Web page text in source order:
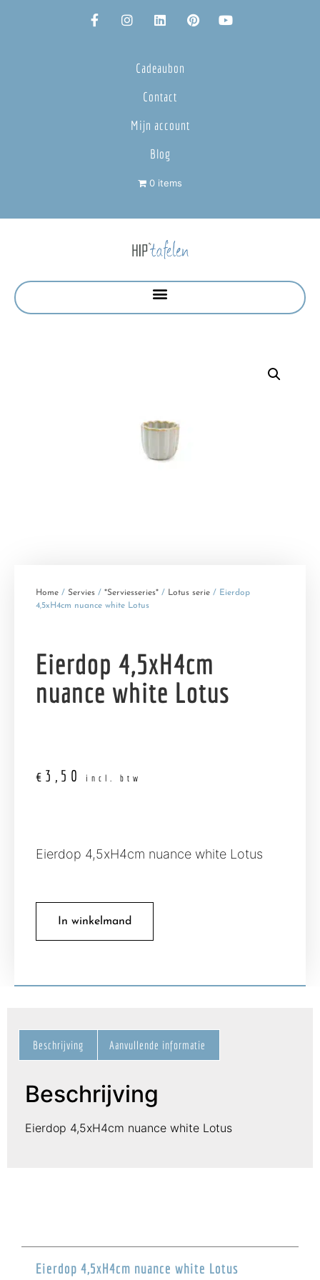
Cadeaubon
Contact
Mijn account
Blog
0 items
Home / Servies / *Serviesseries* / Lotus serie / Eierdop
4,5xH4cm nuance white Lotus
Eierdop 4,5xH4cm
nuance white Lotus
€ 3,50 incl. btw
Eierdop 4,5xH4cm nuance white Lotus
In winkelmand
Beschrijving Aanvullende informatie
Beschrijving
Eierdop 4,5xH4cm nuance white Lotus
Eierdop 4,5xH4cm nuance white Lotus